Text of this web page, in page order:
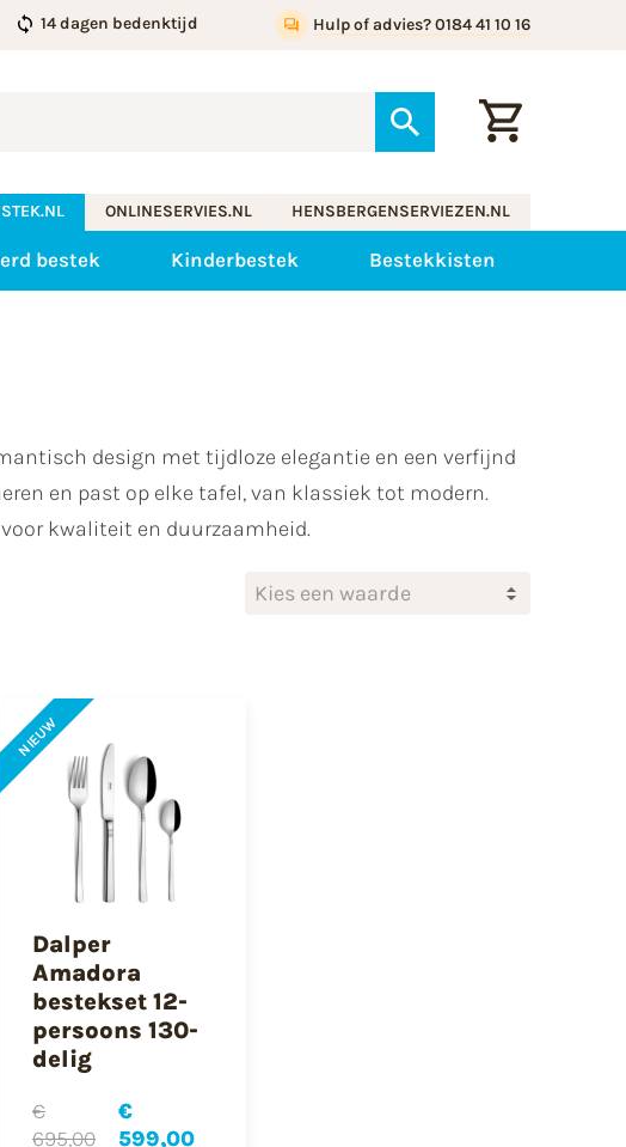
14 dagen bedenktijd Hulp of advies? 0184 41 10 16
ONLINESERVIES.NL HENSBERGENSERVIEZEN.NL
bestek Kinderbestek Bestekkisten
design met tijdloze elegantie en een verfijnd
en past op elke tafel, van klassiek tot modern.
kwaliteit en duurzaamheid.
Kies een waarde
NIEUW
Dalper
Amadora
bestekset 12-
persoons 130-
delig
€
695,00
€
599,00